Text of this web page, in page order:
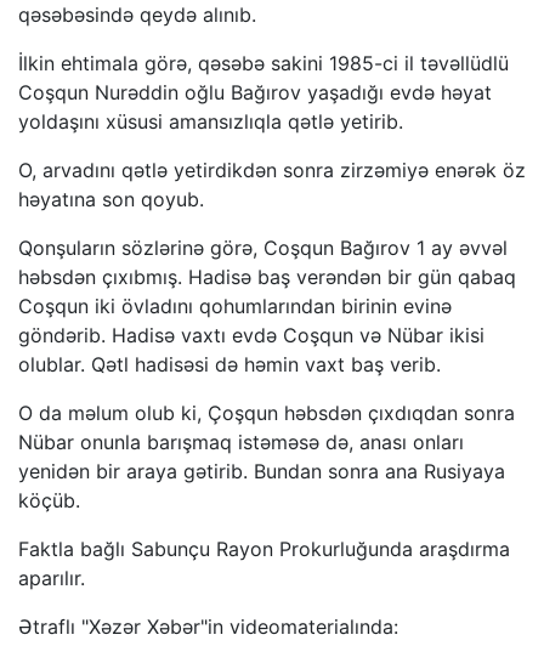
qəsəbəsində qeydə alınıb.
İlkin ehtimala görə, qəsəbə sakini 1985-ci il təvəllüdlü
Coşqun Nurəddin oğlu Bağırov yaşadığı evdə həyat
yoldaşını xüsusi amansızlıqla qətlə yetirib.
O, arvadını qətlə yetirdikdən sonra zirzəmiyə enərək öz
həyatına son qoyub.
Qonşuların sözlərinə görə, Coşqun Bağırov 1 ay əvvəl
həbsdən çıxıbmış. Hadisə baş verəndən bir gün qabaq
Coşqun iki övladını qohumlarından birinin evinə
göndərib. Hadisə vaxtı evdə Coşqun və Nübar ikisi
olublar. Qətl hadisəsi də həmin vaxt baş verib.
O da məlum olub ki, Çoşqun həbsdən çıxdıqdan sonra
Nübar onunla barışmaq istəməsə də, anası onları
yenidən bir araya gətirib. Bundan sonra ana Rusiyaya
köçüb.
Faktla bağlı Sabunçu Rayon Prokurluğunda araşdırma
aparılır.
Ətraflı "Xəzər Xəbər"in videomaterialında: